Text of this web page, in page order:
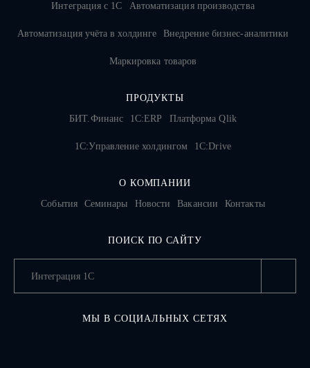
Интеграция с 1С
Автоматизация производства
Автоматизация учёта в холдинге Внедрение бизнес-аналитики
Маркировка товаров
ПРОДУКТЫ
БИТ.Финанс
1С:ERP Платформа Qlik
1С:Управление холдингом 1C:Drive
О КОМПАНИИ
События
Семинары Новости Вакансии Контакты
ПОИСК ПО САЙТУ
МЫ В СОЦИАЛЬНЫХ СЕТЯХ